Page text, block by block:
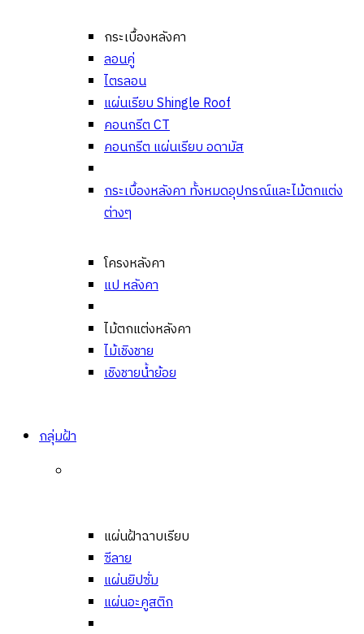
กระเบื้องหลังคา
ลอนคู่
ไตรลอน
แผ่นเรียบ Shingle Roof
คอนกรีต CT
คอนกรีต แผ่นเรียบ อดามัส
กระเบื้องหลังคา ทั้งหมดอุปกรณ์และไม้ตกแต่ง
ต่างๆ
โครงหลังคา
แป หลังคา
ไม้ตกแต่งหลังคา
ไม้เชิงชาย
เชิงชายน้ำย้อย
กลุ่มฝ้า
แผ่นฝ้าฉาบเรียบ
ซีลาย
แผ่นยิปซั่ม
แผ่นอะคูสติก